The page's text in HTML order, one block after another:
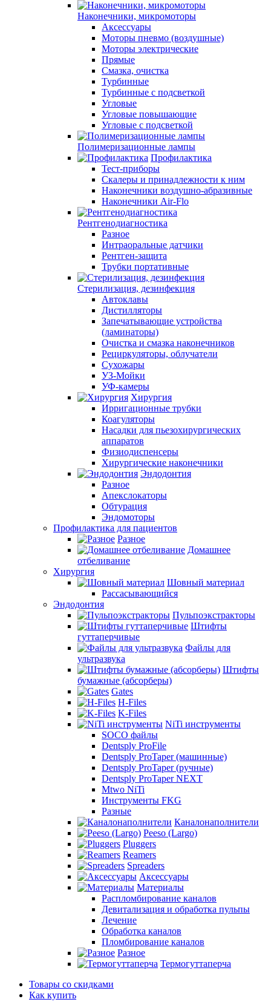
Наконечники, микромоторы
Аксессуары
Моторы пневмо (воздушные)
Моторы электрические
Прямые
Смазка, очистка
Турбинные
Турбинные с подсветкой
Угловые
Угловые повышающие
Угловые с подсветкой
Полимеризационные лампы
Профилактика
Тест-приборы
Скалеры и принадлежности к ним
Наконечники воздушно-абразивные
Наконечники Air-Flo
Рентгенодиагностика
Разное
Интраоральные датчики
Рентген-защита
Трубки портативные
Стерилизация, дезинфекция
Автоклавы
Дистилляторы
Запечатывающие устройства
(ламинаторы)
Очистка и смазка наконечников
Рециркуляторы, облучатели
Сухожары
УЗ-Мойки
УФ-камеры
Хирургия
Ирригационные трубки
Коагуляторы
Насадки для пьезохирургических
аппаратов
Физиодиспенсеры
Хирургические наконечники
Эндодонтия
Разное
Апекслокаторы
Обтурация
Эндомоторы
Профилактика для пациентов
Разное
Домашнее
отбеливание
Хирургия
Шовный материал
Рассасывающийся
Эндодонтия
Пульпоэкстракторы
Штифты
гуттаперчивые
Файлы для
ультразвука
Штифты
бумажные (абсорберы)
Gates
H-Files
K-Files
NiTi инструменты
SOCO файлы
Dentsply ProFile
Dentsply ProTaper (машинные)
Dentsply ProTaper (ручные)
Dentsply ProTaper NEXT
Mtwo NiTi
Инструменты FKG
Разные
Каналонаполнители
Peeso (Largo)
Pluggers
Reamers
Spreaders
Аксессуары
Материалы
Распломбирование каналов
Девитализация и обработка пульпы
Лечение
Обработка каналов
Пломбирование каналов
Разное
Термогуттаперча
Товары со скидками
Как купить